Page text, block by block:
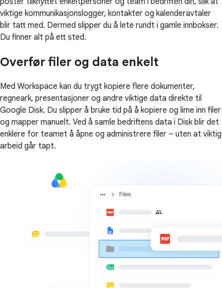
viktige kommunikasjonslogger, kontakter og kalenderavtaler
blir tatt med. Dermed slipper du å lete rundt i gamle innbokser.
Du finner alt på ett sted.
Overfør filer og data enkelt
Med Workspace kan du trygt kopiere flere dokumenter,
regneark, presentasjoner og andre viktige data direkte til
Google Disk. Du slipper å bruke tid på å kopiere og lime inn filer
og mapper manuelt. Ved å samle bedriftens data i Disk blir det
enklere for teamet å åpne og administrere filer – uten at viktig
arbeid går tapt.